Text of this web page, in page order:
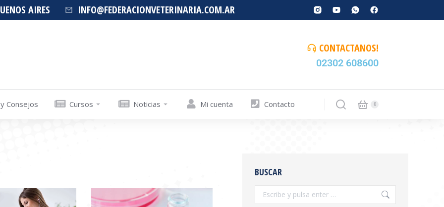
AIRES INFO@FEDERACIONVETERINARIA.COM.AR
CONTACTANOS!
02302 608600
Consejos Cursos Noticias Mi cuenta Contacto
BUSCAR